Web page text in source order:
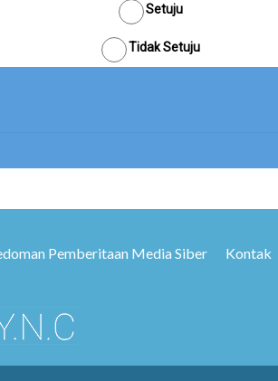
Setuju
Tidak Setuju
Pemberitaan Media Siber Kontak